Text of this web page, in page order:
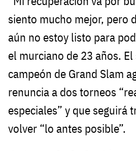
siento mucho mejor, pero
aún no estoy listo para
el murciano de 23 años. El
campeón de Grand Slam
renuncia a dos torneos
especiales” y que seguirá
volver “lo antes posible”.